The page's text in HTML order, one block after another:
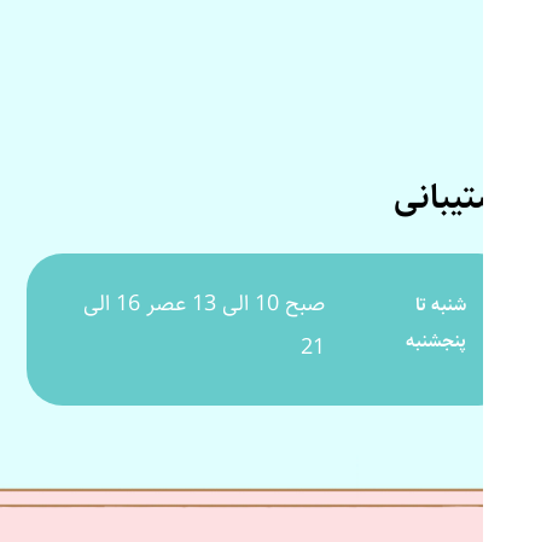
پشتیبانی
شنبه تا
پنجشنبه
صبح 10 الی 13 عصر 16 الی
21